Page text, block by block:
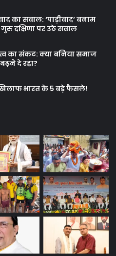
का सवाल: ‘पाड़ीवाद’ बनाम
दक्षिणा पर उठे सवाल
का संकट: क्या बनिया समाज
दे रहा?
भारत के 5 बड़े फैसले!